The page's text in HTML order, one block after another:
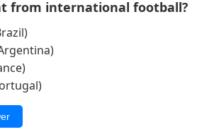
from international football?